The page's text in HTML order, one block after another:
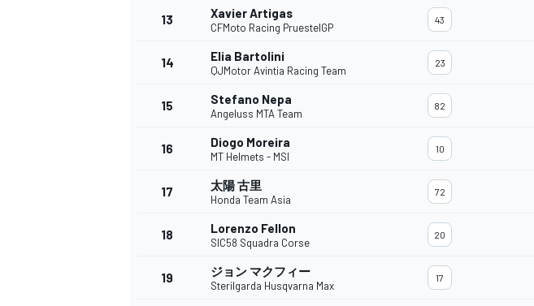
フォーミュラE
13 Xavier Artigas
CFMoto Racing PruestelGP
43
14 Elia Bartolini
QJMotor Avintia Racing Team
23
15 Stefano Nepa
Angeluss MTA Team
82
16 Diogo Moreira
MT Helmets - MSI
10
17 太陽 古里
Honda Team Asia
72
18 Lorenzo Fellon
SIC58 Squadra Corse
20
19 ジョン マクフィー
Sterilgarda Husqvarna Max
17